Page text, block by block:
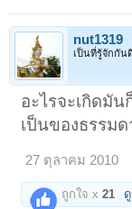
nut1319
เป็นที่รู้จักกัน
อะไรจะเกิดมัน
เป็นของธรรมด
27 ตุลาคม 2010
ถูกใจ x21